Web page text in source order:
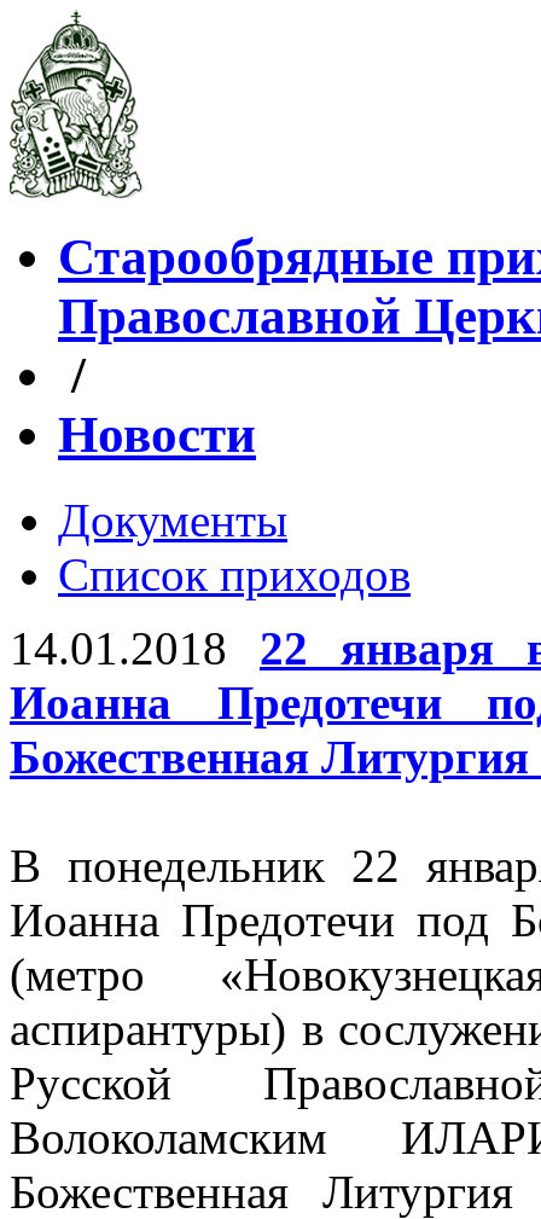
Старообрядные
Православной
/
Новости
Документы
Список приходов
14.01.2018
22 января
Иоанна Предотечи
Божественная
В понедельник 22
Иоанна Предотечи под
(метро
аспирантуры) в
Русской
Волоколамским
Божественная